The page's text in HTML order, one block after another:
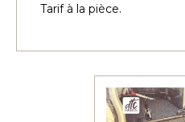
Tarif à la pièce.